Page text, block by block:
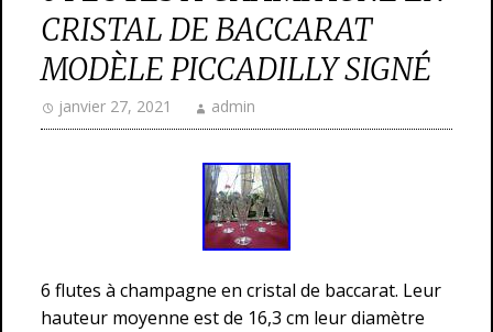
CRISTAL DE BACCARAT
MODÈLE PICCADILLY SIGNÉ
janvier 27, 2021 admin
6 flutes à champagne en cristal de baccarat. Leur
hauteur moyenne est de 16,3 cm leur diamètre